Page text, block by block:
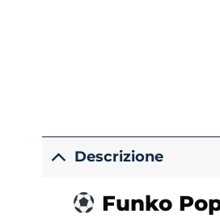
Descrizione
Funko